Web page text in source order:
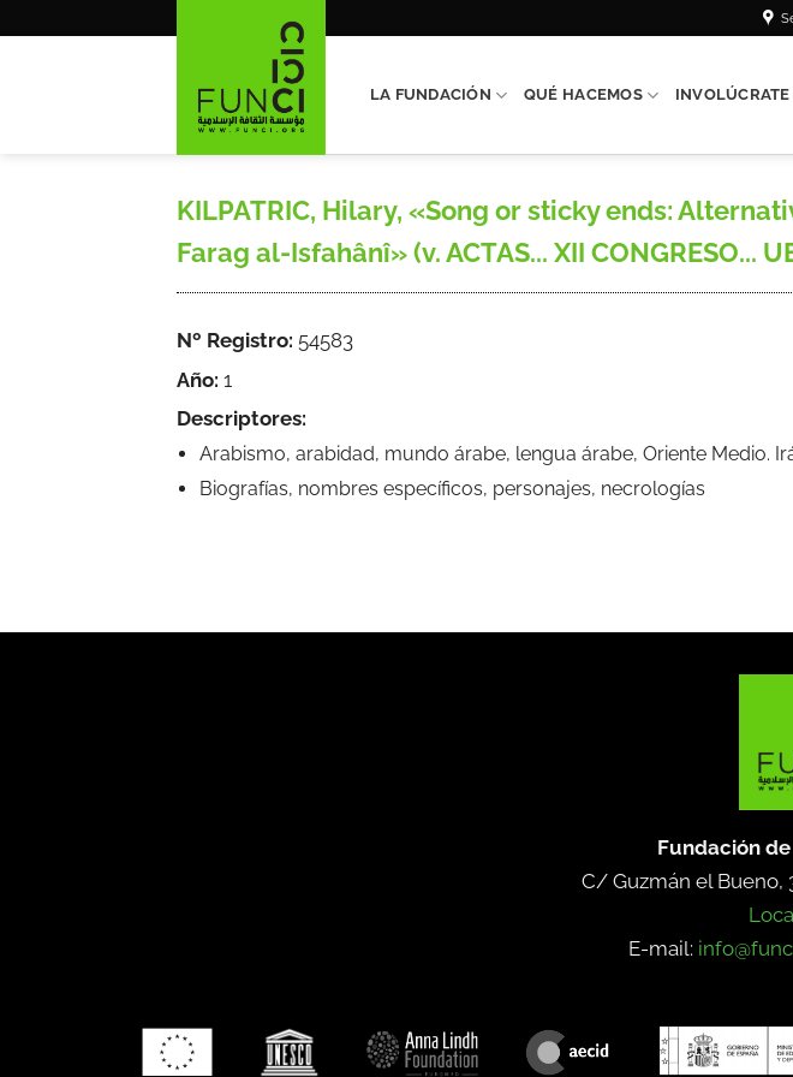
LA FUNDACIÓN QUÉ HACEMOS INVOLÚCRATE
KILPATRIC, Hilary, «Song or sticky ends:
Farag al-Isfahânî» (v. ACTAS... XII CONGRESO...
Nº Registro: 54583
Año: 1
Descriptores:
Arabismo, arabidad, mundo árabe, lengua árabe, Oriente Medio.
Biografías, nombres específicos, personajes, necrologías
Fundación
C/ Guzmán el Bueno,
E-mail: